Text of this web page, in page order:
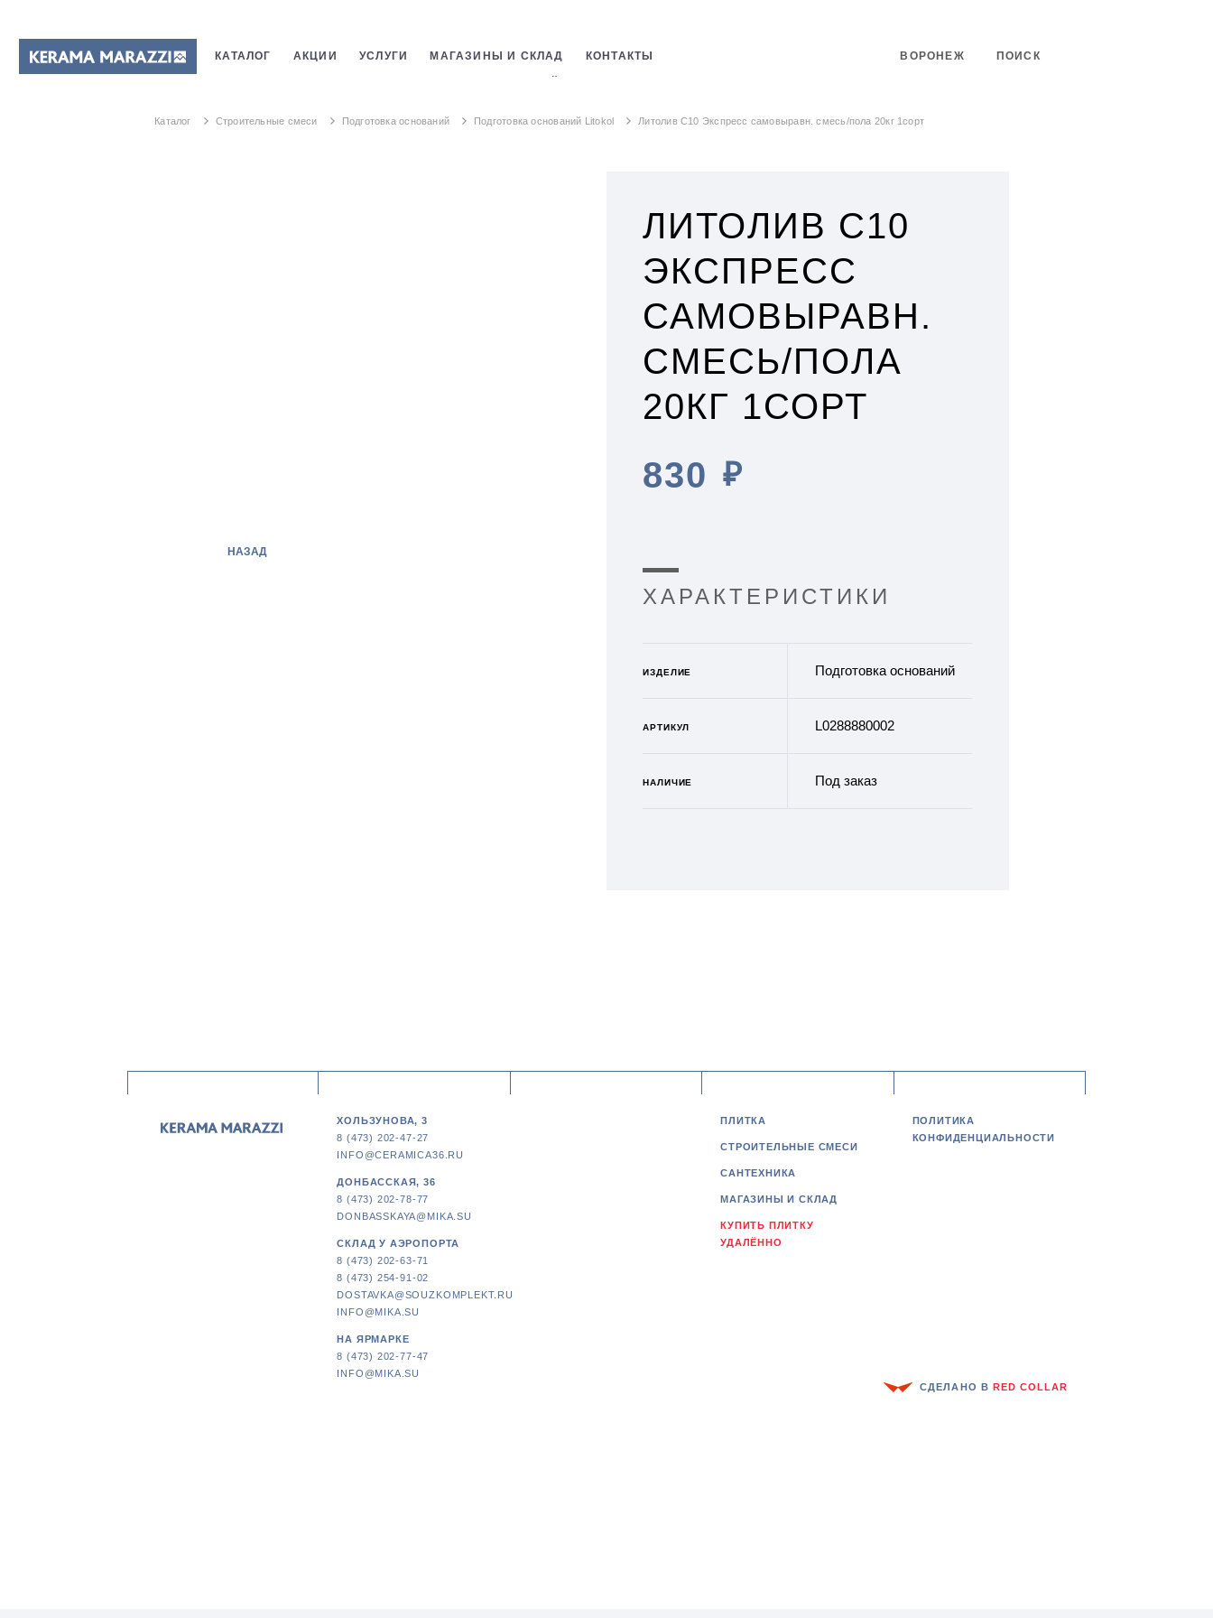
КАТАЛОГ АКЦИИ УСЛУГИ МАГАЗИНЫ И СКЛАД КОНТАКТЫ
Каталог Строительные смеси Подготовка оснований Подготовка оснований Litokol Литолив С10 Экспресс самовыравн. смесь/пола 20кг 1сорт
ПОИСК
ВОРОНЕЖ
НАЗАД
ЛИТОЛИВ С10
ЭКСПРЕСС
САМОВЫРАВН.
СМЕСЬ/ПОЛА
20КГ 1СОРТ
830 ₽
ХАРАКТЕРИСТИКИ
ИЗДЕЛИЕ Подготовка оснований
АРТИКУЛ L0288880002
НАЛИЧИЕ Под заказ
ХОЛЬЗУНОВА, 3
8 (473) 202-47-27
INFO@CERAMICA36.RU
ДОНБАССКАЯ, 36
8 (473) 202-78-77
DONBASSKAYA@MIKA.SU
СКЛАД У АЭРОПОРТА
8 (473) 202-63-71
8 (473) 254-91-02
DOSTAVKA@SOUZKOMPLEKT.RU
INFO@MIKA.SU
НА ЯРМАРКЕ
8 (473) 202-77-47
INFO@MIKA.SU
ПЛИТКА
СТРОИТЕЛЬНЫЕ СМЕСИ
САНТЕХНИКА
МАГАЗИНЫ И СКЛАД
КУПИТЬ ПЛИТКУ
УДАЛЁННО
ПОЛИТИКА
КОНФИДЕНЦИАЛЬНОСТИ
СДЕЛАНО В RED COLLAR